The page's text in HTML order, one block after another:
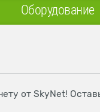
Оборудование
от SkyNet!